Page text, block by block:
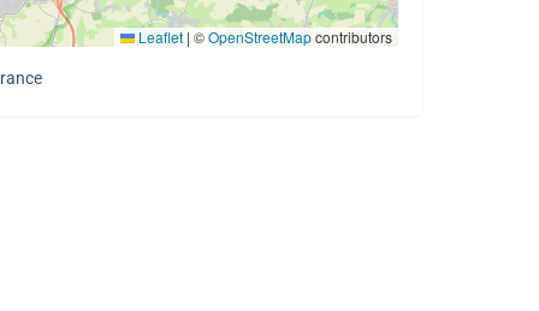
Leaflet | ©OpenStreetMapcontributors